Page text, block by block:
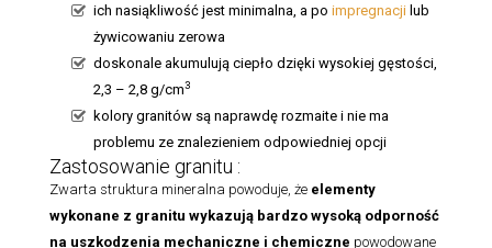
ich nasiąkliwość jest minimalna, a po impregnacji lub
żywicowaniu zerowa
doskonale akumulują ciepło dzięki wysokiej gęstości,
2,3 – 2,8 g/cm3
kolory granitów są naprawdę rozmaite i nie ma
problemu ze znalezieniem odpowiedniej opcji
Zastosowanie granitu :
Zwarta struktura mineralna powoduje, że elementy
wykonane z granitu wykazują bardzo wysoką odporność
na uszkodzenia mechaniczne i chemiczne powodowane